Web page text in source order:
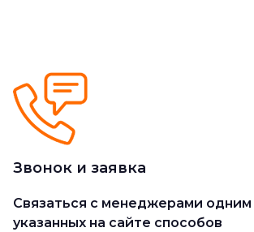
Звонок и заявка
Cвязаться с менеджерами одним
указанных на сайте способов